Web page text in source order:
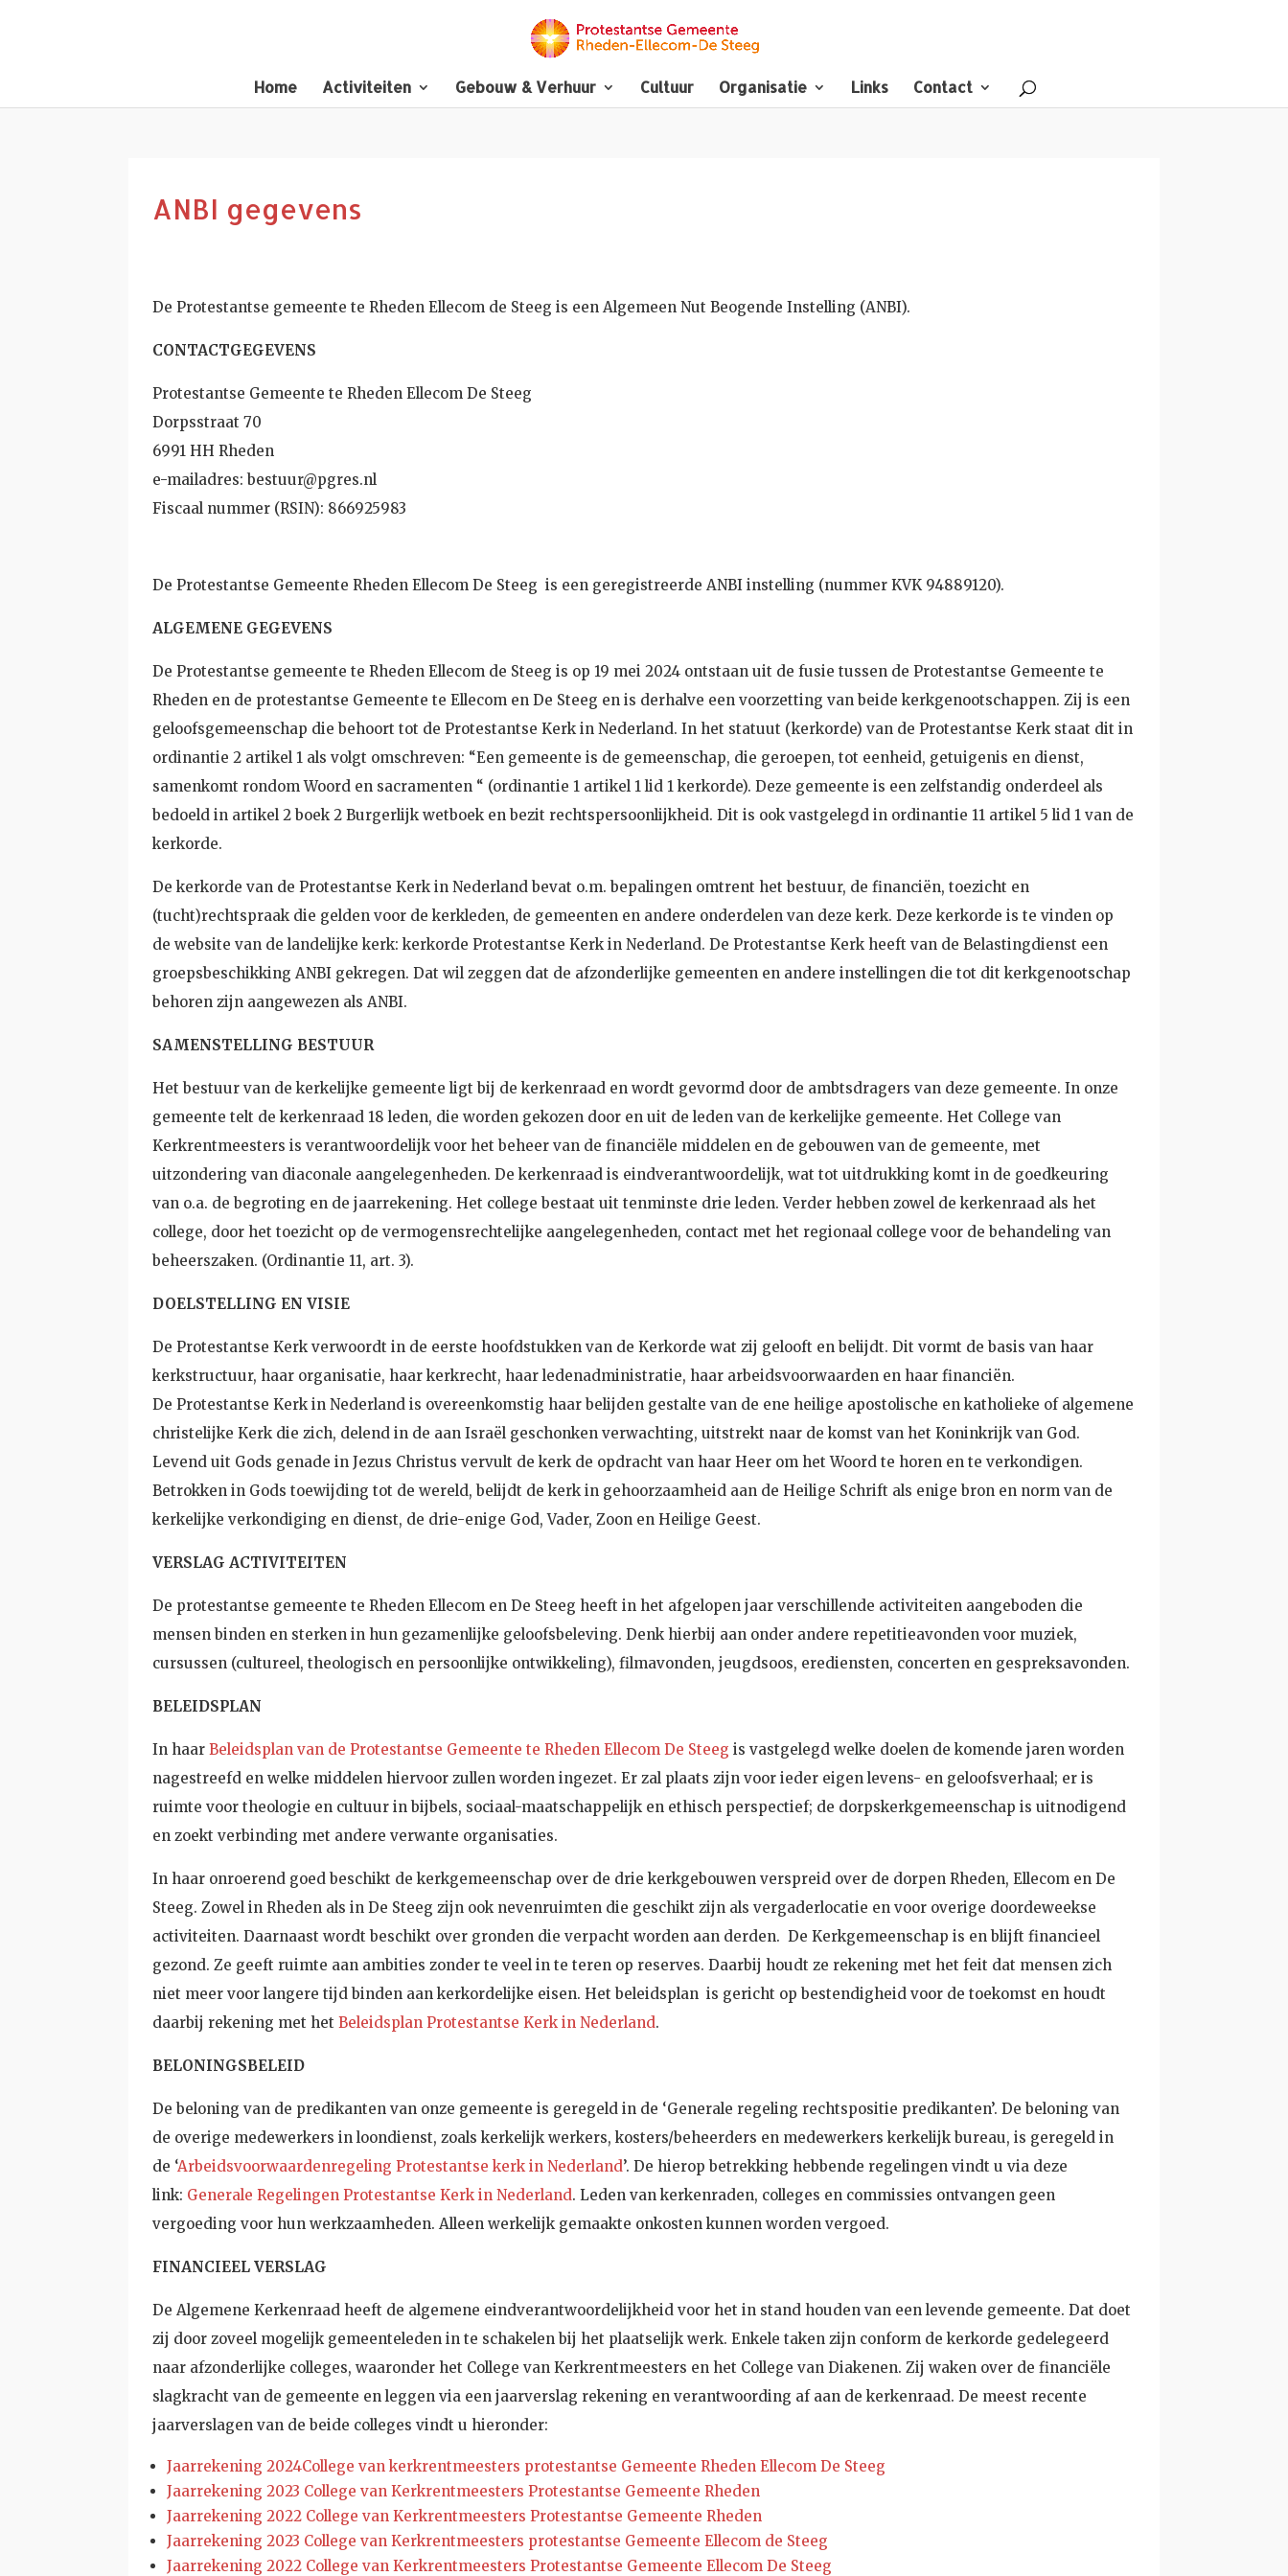
Home Activiteiten Gebouw & Verhuur Cultuur Organisatie Links Contact
ANBI gegevens
De Protestantse gemeente te Rheden Ellecom de Steeg is een Algemeen Nut Beogende Instelling (ANBI).
CONTACTGEGEVENS
Protestantse Gemeente te Rheden Ellecom De Steeg
Dorpsstraat 70
6991 HH Rheden
e-mailadres: bestuur@pgres.nl
Fiscaal nummer (RSIN): 866925983
De Protestantse Gemeente Rheden Ellecom De Steeg is een geregistreerde ANBI instelling (nummer KVK 94889120).
ALGEMENE GEGEVENS
De Protestantse gemeente te Rheden Ellecom de Steeg is op 19 mei 2024 ontstaan uit de fusie tussen de Protestantse Gemeente te
Rheden en de protestantse Gemeente te Ellecom en De Steeg en is derhalve een voorzetting van beide kerkgenootschappen. Zij is een
geloofsgemeenschap die behoort tot de Protestantse Kerk in Nederland. In het statuut (kerkorde) van de Protestantse Kerk staat dit in
ordinantie 2 artikel 1 als volgt omschreven: “Een gemeente is de gemeenschap, die geroepen, tot eenheid, getuigenis en dienst,
samenkomt rondom Woord en sacramenten “ (ordinantie 1 artikel 1 lid 1 kerkorde). Deze gemeente is een zelfstandig onderdeel als
bedoeld in artikel 2 boek 2 Burgerlijk wetboek en bezit rechtspersoonlijkheid. Dit is ook vastgelegd in ordinantie 11 artikel 5 lid 1 van de
kerkorde.
De kerkorde van de Protestantse Kerk in Nederland bevat o.m. bepalingen omtrent het bestuur, de financiën, toezicht en
(tucht)rechtspraak die gelden voor de kerkleden, de gemeenten en andere onderdelen van deze kerk. Deze kerkorde is te vinden op
de website van de landelijke kerk: kerkorde Protestantse Kerk in Nederland. De Protestantse Kerk heeft van de Belastingdienst een
groepsbeschikking ANBI gekregen. Dat wil zeggen dat de afzonderlijke gemeenten en andere instellingen die tot dit kerkgenootschap
behoren zijn aangewezen als ANBI.
SAMENSTELLING BESTUUR
Het bestuur van de kerkelijke gemeente ligt bij de kerkenraad en wordt gevormd door de ambtsdragers van deze gemeente. In onze
gemeente telt de kerkenraad 18 leden, die worden gekozen door en uit de leden van de kerkelijke gemeente. Het College van
Kerkrentmeesters is verantwoordelijk voor het beheer van de financiële middelen en de gebouwen van de gemeente, met
uitzondering van diaconale aangelegenheden. De kerkenraad is eindverantwoordelijk, wat tot uitdrukking komt in de goedkeuring
van o.a. de begroting en de jaarrekening. Het college bestaat uit tenminste drie leden. Verder hebben zowel de kerkenraad als het
college, door het toezicht op de vermogensrechtelijke aangelegenheden, contact met het regionaal college voor de behandeling van
beheerszaken. (Ordinantie 11, art. 3).
DOELSTELLING EN VISIE
De Protestantse Kerk verwoordt in de eerste hoofdstukken van de Kerkorde wat zij gelooft en belijdt. Dit vormt de basis van haar
kerkstructuur, haar organisatie, haar kerkrecht, haar ledenadministratie, haar arbeidsvoorwaarden en haar financiën.
De Protestantse Kerk in Nederland is overeenkomstig haar belijden gestalte van de ene heilige apostolische en katholieke of algemene
christelijke Kerk die zich, delend in de aan Israël geschonken verwachting, uitstrekt naar de komst van het Koninkrijk van God.
Levend uit Gods genade in Jezus Christus vervult de kerk de opdracht van haar Heer om het Woord te horen en te verkondigen.
Betrokken in Gods toewijding tot de wereld, belijdt de kerk in gehoorzaamheid aan de Heilige Schrift als enige bron en norm van de
kerkelijke verkondiging en dienst, de drie-enige God, Vader, Zoon en Heilige Geest.
VERSLAG ACTIVITEITEN
De protestantse gemeente te Rheden Ellecom en De Steeg heeft in het afgelopen jaar verschillende activiteiten aangeboden die
mensen binden en sterken in hun gezamenlijke geloofsbeleving. Denk hierbij aan onder andere repetitieavonden voor muziek,
cursussen (cultureel, theologisch en persoonlijke ontwikkeling), filmavonden, jeugdsoos, erediensten, concerten en gespreksavonden.
BELEIDSPLAN
In haarBeleidsplan van de Protestantse Gemeente te Rheden Ellecom De Steegis vastgelegd welke doelen de komende jaren worden
nagestreefd en welke middelen hiervoor zullen worden ingezet. Er zal plaats zijn voor ieder eigen levens- en geloofsverhaal; er is
ruimte voor theologie en cultuur in bijbels, sociaal-maatschappelijk en ethisch perspectief; de dorpskerkgemeenschap is uitnodigend
en zoekt verbinding met andere verwante organisaties.
In haar onroerend goed beschikt de kerkgemeenschap over de drie kerkgebouwen verspreid over de dorpen Rheden, Ellecom en De
Steeg. Zowel in Rheden als in De Steeg zijn ook nevenruimten die geschikt zijn als vergaderlocatie en voor overige doordeweekse
activiteiten. Daarnaast wordt beschikt over gronden die verpacht worden aan derden. De Kerkgemeenschap is en blijft financieel
gezond. Ze geeft ruimte aan ambities zonder te veel in te teren op reserves. Daarbij houdt ze rekening met het feit dat mensen zich
niet meer voor langere tijd binden aan kerkordelijke eisen. Het beleidsplan is gericht op bestendigheid voor de toekomst en houdt
daarbij rekening met hetBeleidsplan Protestantse Kerk in Nederland.
BELONINGSBELEID
De beloning van de predikanten van onze gemeente is geregeld in de ‘Generale regeling rechtspositie predikanten’. De beloning van
de overige medewerkers in loondienst, zoals kerkelijk werkers, kosters/beheerders en medewerkers kerkelijk bureau, is geregeld in
de ‘Arbeidsvoorwaardenregeling Protestantse kerk in Nederland’. De hierop betrekking hebbende regelingen vindt u via deze
link: Generale Regelingen Protestantse Kerk in Nederland. Leden van kerkenraden, colleges en commissies ontvangen geen
vergoeding voor hun werkzaamheden. Alleen werkelijk gemaakte onkosten kunnen worden vergoed.
FINANCIEEL VERSLAG
De Algemene Kerkenraad heeft de algemene eindverantwoordelijkheid voor het in stand houden van een levende gemeente. Dat doet
zij door zoveel mogelijk gemeenteleden in te schakelen bij het plaatselijk werk. Enkele taken zijn conform de kerkorde gedelegeerd
naar afzonderlijke colleges, waaronder het College van Kerkrentmeesters en het College van Diakenen. Zij waken over de financiële
slagkracht van de gemeente en leggen via een jaarverslag rekening en verantwoording af aan de kerkenraad. De meest recente
jaarverslagen van de beide colleges vindt u hieronder:
Jaarrekening 2024College van kerkrentmeesters protestantse Gemeente Rheden Ellecom De Steeg
Jaarrekening 2023 College van Kerkrentmeesters Protestantse Gemeente Rheden
Jaarrekening 2022 College van Kerkrentmeesters Protestantse Gemeente Rheden
Jaarrekening 2023 College van Kerkrentmeesters protestantse Gemeente Ellecom de Steeg
Jaarrekening 2022 College van Kerkrentmeesters Protestantse Gemeente Ellecom De Steeg